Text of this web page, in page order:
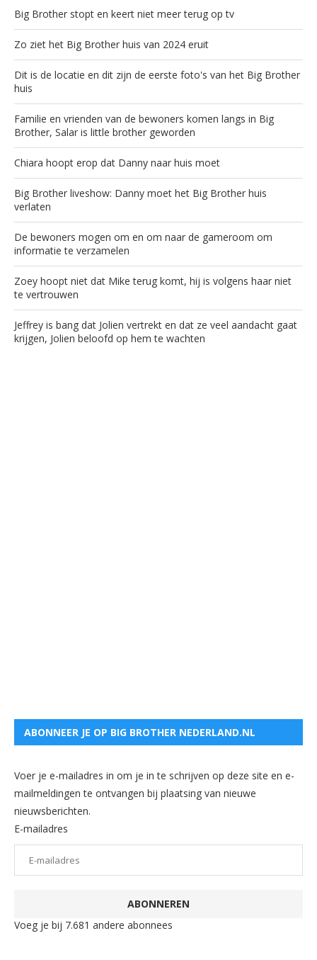
Big Brother stopt en keert niet meer terug op tv
Zo ziet het Big Brother huis van 2024 eruit
Dit is de locatie en dit zijn de eerste foto's van het Big Brother
huis
Familie en vrienden van de bewoners komen langs in Big
Brother, Salar is little brother geworden
Chiara hoopt erop dat Danny naar huis moet
Big Brother liveshow: Danny moet het Big Brother huis
verlaten
De bewoners mogen om en om naar de gameroom om
informatie te verzamelen
Zoey hoopt niet dat Mike terug komt, hij is volgens haar niet
te vertrouwen
Jeffrey is bang dat Jolien vertrekt en dat ze veel aandacht gaat
krijgen, Jolien beloofd op hem te wachten
ABONNEER JE OP BIG BROTHER NEDERLAND.NL
Voer je e-mailadres in om je in te schrijven op deze site en e-
mailmeldingen te ontvangen bij plaatsing van nieuwe
nieuwsberichten.
E-mailadres
ABONNEREN
Voeg je bij 7.681 andere abonnees